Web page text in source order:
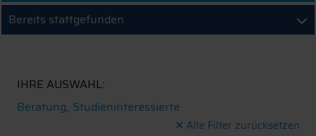
Bereits stattgefunden
IHRE AUSWAHL:
Beratung Studieninteressierte
Alle Filter zurücksetzen